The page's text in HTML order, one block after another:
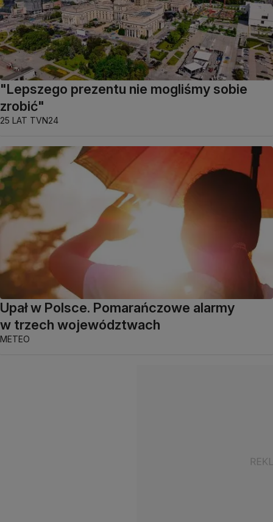
"Lepszego prezentu nie mogliśmy sobie
zrobić"
25 LAT TVN24
Upał w Polsce. Pomarańczowe alarmy
w trzech województwach
METEO